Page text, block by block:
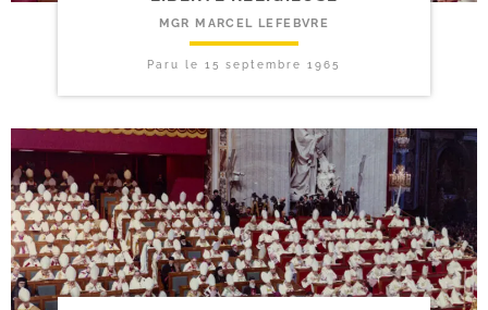
MGR MARCEL LEFEBVRE
Paru le15 septembre 1965